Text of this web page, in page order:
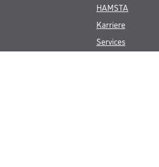
HAMSTA
Karriere
Services